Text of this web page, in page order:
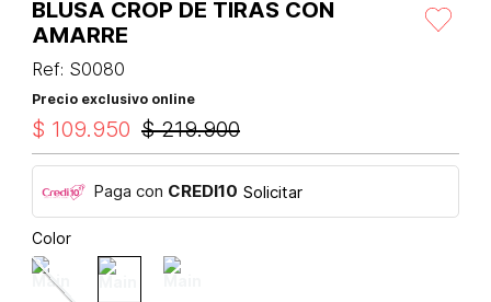
BLUSA CROP DE TIRAS CON
AMARRE
Ref: S0080
Precio exclusivo online
$ 219.900
$ 109.950
Paga con CREDI10 Solicitar
Color